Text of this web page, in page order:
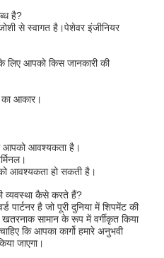
है?
से स्वागत है।पेशेवर इंजीनियर
आपको किस जानकारी की
आकार।
आपको आवश्यकता है।
आवश्यकता हो सकती है।
व्यवस्था कैसे करते हैं?
पार्टनर है जो पूरी दुनिया में शिपमेंट की
खतरनाक सामान के रूप में वर्गीकृत किया
कि आपका कार्गो हमारे अनुभवी
जाएगा।